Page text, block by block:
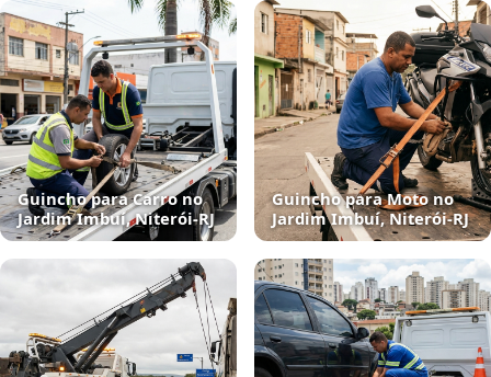
Guincho para Carro no
Jardim Imbuí, Niterói‑RJ
Guincho para Moto no
Jardim Imbuí, Niterói‑RJ